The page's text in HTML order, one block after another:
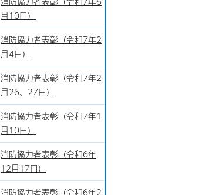
月10日）
消防協力者表彰（令和7年2
月4日）
消防協力者表彰（令和7年2
月26、27日）
消防協力者表彰（令和7年1
月10日）
消防協力者表彰（令和6年
12月17日）
消防協力者表彰（令和6年2